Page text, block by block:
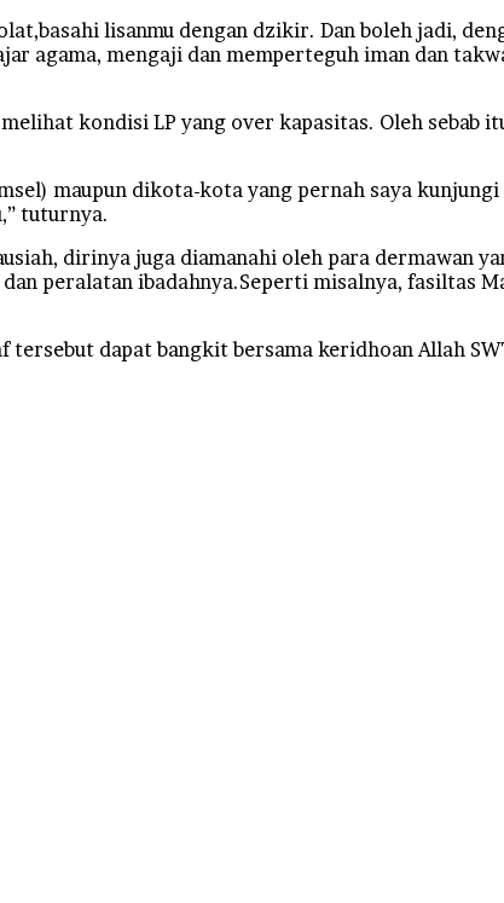
lisanmu dengan dzikir. Dan boleh jadi,
agama, mengaji dan memperteguh iman dan
kondisi LP yang over kapasitas. Oleh
maupun dikota-kota yang pernah saya
tuturnya.
dirinya juga diamanahi oleh para dermawan
peralatan ibadahnya.Seperti misalnya, fasiltas
dapat bangkit bersama keridhoan Allah